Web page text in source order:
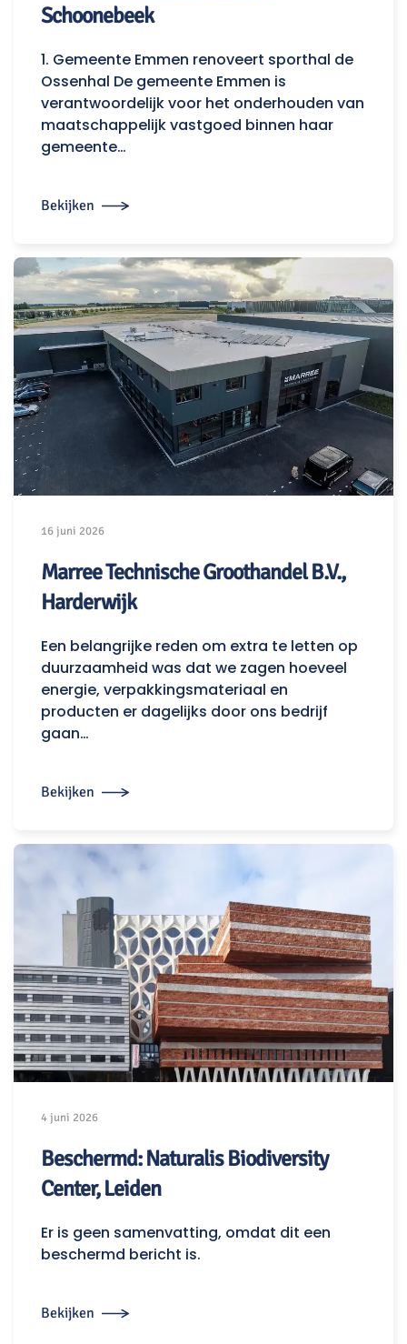
Schoonebeek
1. Gemeente Emmen renoveert sporthal de
Ossenhal De gemeente Emmen is
verantwoordelijk voor het onderhouden van
maatschappelijk vastgoed binnen haar
gemeente…
Bekijken
16 juni 2026
Marree Technische Groothandel B.V.,
Harderwijk
Een belangrijke reden om extra te letten op
duurzaamheid was dat we zagen hoeveel
energie, verpakkingsmateriaal en
producten er dagelijks door ons bedrijf
gaan…
Bekijken
4 juni 2026
Beschermd: Naturalis Biodiversity
Center, Leiden
Er is geen samenvatting, omdat dit een
beschermd bericht is.
Bekijken